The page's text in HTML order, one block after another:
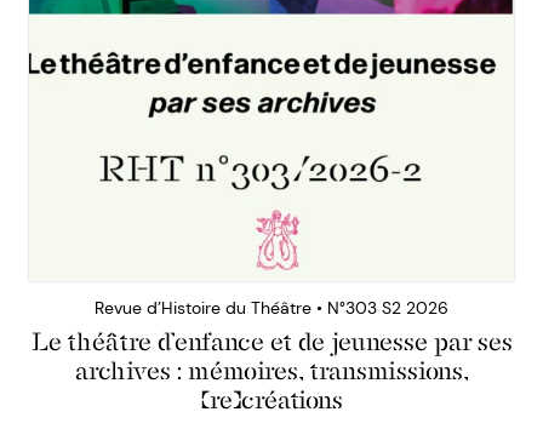
Revue d’Histoire du Théâtre • N°303 S2 2026
Le théâtre d’enfance et de jeunesse par ses
archives : mémoires, transmissions,
(re)créations